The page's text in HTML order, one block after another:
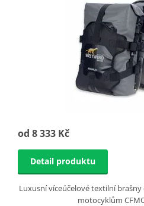
od 8 333 Kč
Detail produktu
Luxusní víceúčelové textilní
motocyklům